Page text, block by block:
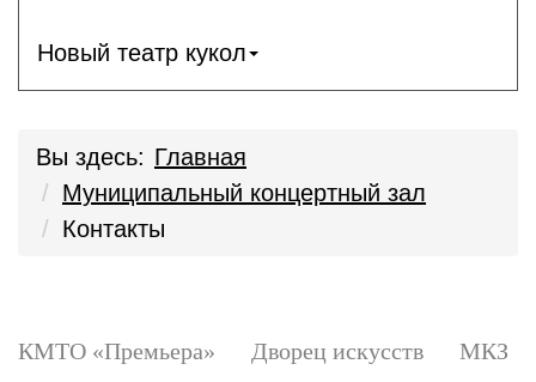
Новый театр кукол
Вы здесь: Главная
Муниципальный концертный зал
Контакты
КМТО «Премьера» Дворец искусств
МКЗ